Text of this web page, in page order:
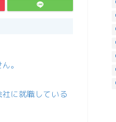
。
に就職している